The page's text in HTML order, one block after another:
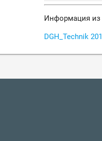
Информация из
DGH_Technik